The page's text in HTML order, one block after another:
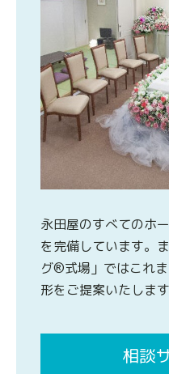
永田屋のすべてのホ
を完備しています。
グ®式場」ではこれ
形をご提案いたします
相談